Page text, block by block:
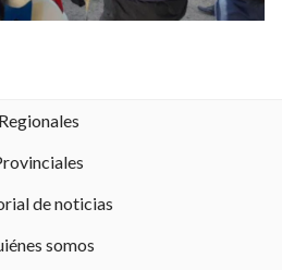
Regionales
de noticias
somos